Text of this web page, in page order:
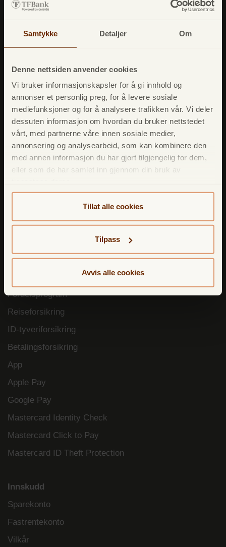
Samtykke Detaljer Om
Denne nettsiden anvender cookies
Vi bruker informasjonskapsler for å gi innhold og
annonser et personlig preg, for å levere sosiale
mediefunksjoner og for å analysere trafikken vår. Vi deler
dessuten informasjon om hvordan du bruker nettstedet
vårt, med partnerne våre innen sosiale medier,
annonsering og analysearbeid, som kan kombinere den
med annen informasjon du har gjort tilgjengelig for dem,
eller som de har samlet inn gjennom din bruk av
Tillat alle cookies
Tilpass
Avvis alle cookies
Markeveien 1A,
Markeveien 1A,
Lån
Forbrukslån
Refinansiere
Betalingsforsikring
Kredittkort
TF Bank Mastercard
Fordelsprogram
Reiseforsikring
ID-tyveriforsikring
Betalingsforsikring
App
Apple Pay
Google Pay
Mastercard Identity Check
Mastercard Click to Pay
Mastercard ID Theft Protection
Innskudd
Sparekonto
Fastrentekonto
Vilkår